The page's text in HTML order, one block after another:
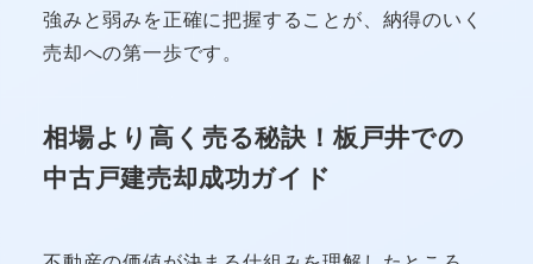
強みと弱みを正確に把握することが、納得のいく
売却への第一歩です。
相場より高く売る秘訣！板戸井での
中古戸建売却成功ガイド